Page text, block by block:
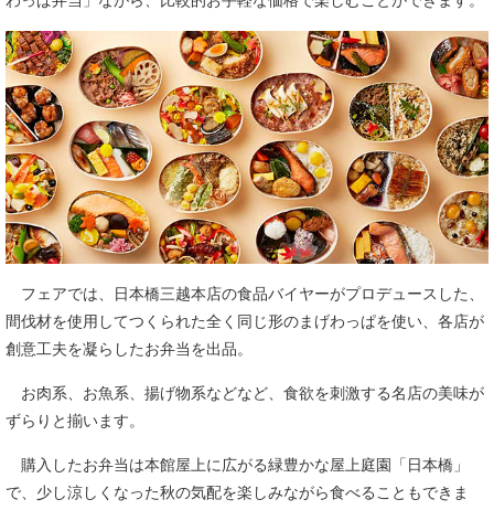
フェアでは、日本橋三越本店の食品バイヤーがプロデュースした、
間伐材を使用してつくられた全く同じ形のまげわっぱを使い、各店が
創意工夫を凝らしたお弁当を出品。
お肉系、お魚系、揚げ物系などなど、食欲を刺激する名店の美味が
ずらりと揃います。
購入したお弁当は本館屋上に広がる緑豊かな屋上庭園「日本橋」
で、少し涼しくなった秋の気配を楽しみながら食べることもできま